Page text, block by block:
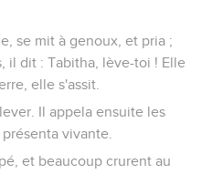
se mit à genoux, et pria ;
il dit : Tabitha, lève-toi ! Elle
elle s'assit.
Il appela ensuite les
vivante.
et beaucoup crurent au